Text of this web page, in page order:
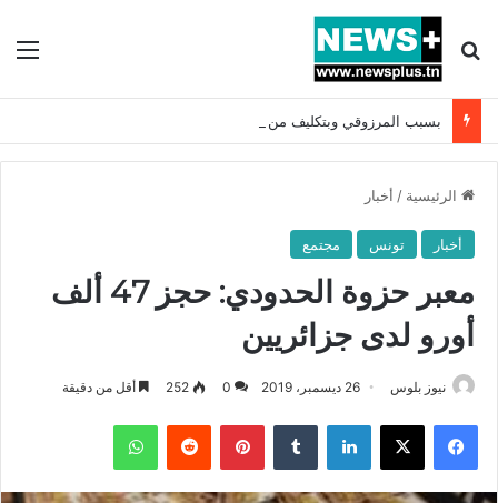
بحث عن
الرئيسية / أخبار
أخبار تونس مجتمع
معبر حزوة الحدودي: حجز 47 ألف
أورو لدى جزائريين
نيوز بلوس 26 ديسمبر، 2019 0
252 أقل من دقيقة
فيسبوك X لينكدإن بينتيريست واتساب